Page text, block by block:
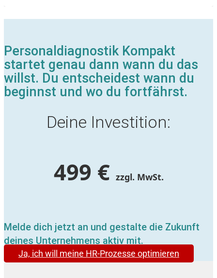
Personaldiagnostik Kompakt
startet genau dann wann du das
willst. Du entscheidest wann du
beginnst und wo du fortfährst.
Deine Investition:
499 € zzgl. MwSt.
Melde dich jetzt an und gestalte die Zukunft
deines Unternehmens aktiv mit.
Ja, ich will meine HR-Prozesse optimieren